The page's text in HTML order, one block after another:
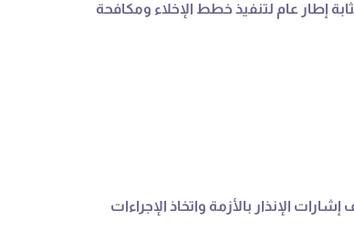
إطار عام لتنفيذ خطط الإخلاء ومكافحة
الإنذار بالأزمة واتخاذ الإجراءات